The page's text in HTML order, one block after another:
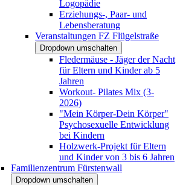
Logopädie
Erziehungs-, Paar- und
Lebensberatung
Veranstaltungen FZ Flügelstraße
Dropdown umschalten
Fledermäuse - Jäger der Nacht
für Eltern und Kinder ab 5
Jahren
Workout- Pilates Mix (3-
2026)
"Mein Körper-Dein Körper"
Psychosexuelle Entwicklung
bei Kindern
Holzwerk-Projekt für Eltern
und Kinder von 3 bis 6 Jahren
Familienzentrum Fürstenwall
Dropdown umschalten